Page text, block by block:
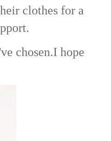
clothes for a
chosen.I hope